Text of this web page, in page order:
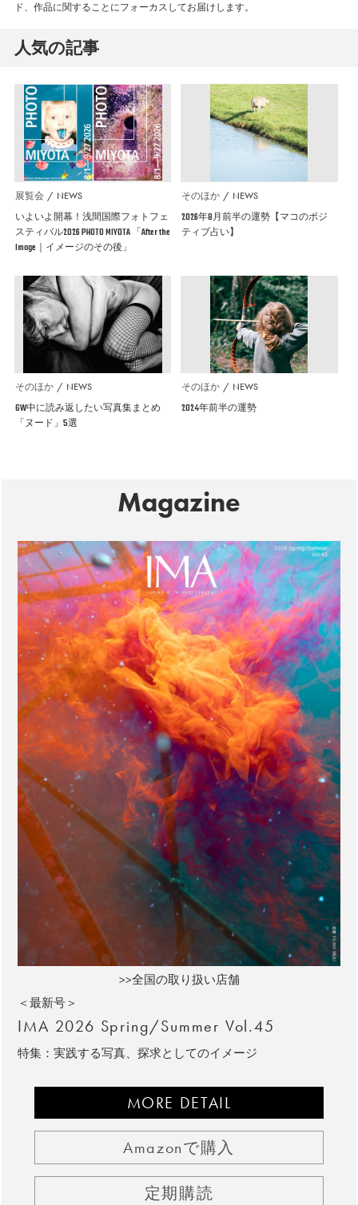
ド、作品に関することにフォーカスしてお届けします。
人気の記事
展覧会 NEWS
いよいよ開幕！浅間国際フォトフェ
スティバル2026 PHOTO MIYOTA 「After the
Image｜イメージのその後」
そのほか NEWS
2026年8月前半の運勢【マコのポジ
ティブ占い】
そのほか NEWS
GW中に読み返したい写真集まとめ
「ヌード」5選
そのほか NEWS
2024年前半の運勢
Magazine
>>全国の取り扱い店舗
＜最新号＞
IMA 2026 Spring/Summer Vol.45
特集：実践する写真、探求としてのイメージ
MORE DETAIL
Amazonで購入
定期購読